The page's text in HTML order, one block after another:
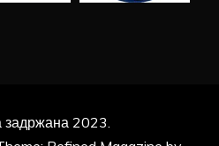
задржана 2023.